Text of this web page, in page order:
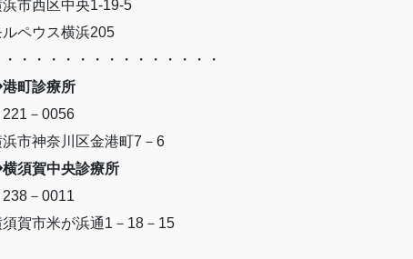
浜市西区中央1-19-5
ルペウス横浜205
・・・・・・・・・・・・・・・
町診療所
221－0056
浜市神奈川区金港町7－6
須賀中央診療所
238－0011
須賀市米が浜通1－18－15